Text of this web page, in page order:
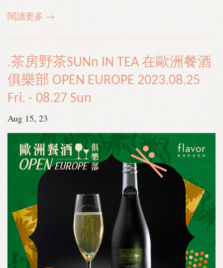
閱讀更多 →
.茶房野茶SUNn IN TEA 在歐洲餐酒
俱樂部 OPEN EUROPE 2023.08.25
Fri. - 08.27 Sun
Aug 15, 23